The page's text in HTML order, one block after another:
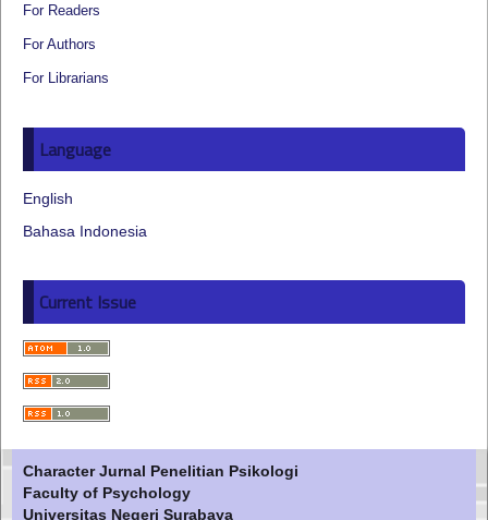
For Readers
For Authors
For Librarians
Language
English
Bahasa Indonesia
Current Issue
Character Jurnal Penelitian Psikologi
Faculty of Psychology
Universitas Negeri Surabaya